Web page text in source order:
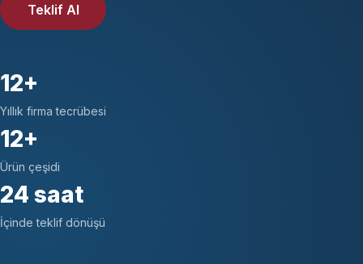
Teklif Al
12+
Yıllık firma tecrübesi
12+
Ürün çeşidi
24 saat
İçinde teklif dönüşü